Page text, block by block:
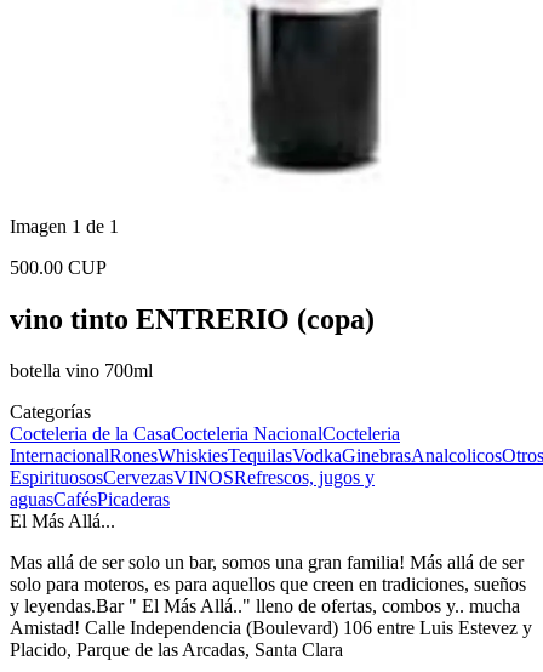
Imagen 1 de 1
500.00 CUP
vino tinto ENTRERIO (copa)
botella vino 700ml
Categorías
Cocteleria de la CasaCocteleria NacionalCocteleria
InternacionalRonesWhiskiesTequilasVodkaGinebrasAnalcolicosOtros
EspirituososCervezasVINOSRefrescos, jugos y
aguasCafésPicaderas
El Más Allá...
Mas allá de ser solo un bar, somos una gran familia! Más allá de ser
solo para moteros, es para aquellos que creen en tradiciones, sueños
y leyendas.Bar " El Más Allá.." lleno de ofertas, combos y.. mucha
Amistad! Calle Independencia (Boulevard) 106 entre Luis Estevez y
Placido, Parque de las Arcadas, Santa Clara